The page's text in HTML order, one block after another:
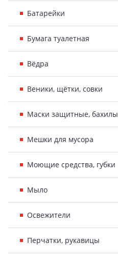
Батарейки
Бумага туалетная
Вёдра
Веники, щётки, совки
Маски защитные, бахилы
Мешки для мусора
Моющие средства, губки
Мыло
Освежители
Перчатки, рукавицы